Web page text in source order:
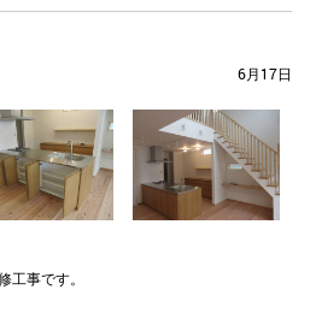
6月17日
工事です。